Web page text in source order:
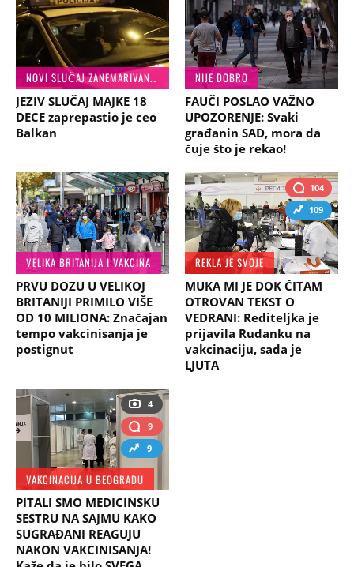
NOVI SLUČAJ ZANEMARIVANJA
JEZIV SLUČAJ MAJKE 18
DECE zaprepastio je ceo
Balkan
NIJE DOBRO
FAUČI POSLAO VAŽNO
UPOZORENJE: Svaki
građanin SAD, mora da
čuje što je rekao!
VELIKA BRITANIJA I VAKCINA
PRVU DOZU U VELIKOJ
BRITANIJI PRIMILO VIŠE
OD 10 MILIONA: Značajan
tempo vakcinisanja je
postignut
104
109
REKLA JE SVOJE
MUKA MI JE DOK ČITAM
OTROVAN TEKST O
VEDRANI: Rediteljka je
prijavila Rudanku na
vakcinaciju, sada je
LJUTA
4
9
9
VAKCINACIJA U BEOGRADU
PITALI SMO MEDICINSKU
SESTRU NA SAJMU KAKO
SUGRAĐANI REAGUJU
NAKON VAKCINISANJA!